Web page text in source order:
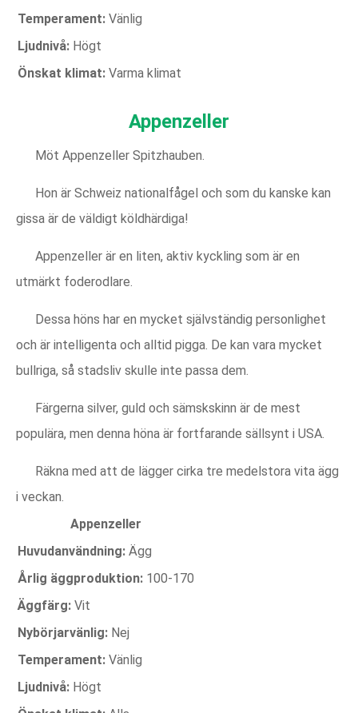
Temperament: Vänlig
Ljudnivå: Högt
Önskat klimat: Varma klimat
Appenzeller
Möt Appenzeller Spitzhauben.
Hon är Schweiz nationalfågel och som du kanske kan
gissa är de väldigt köldhärdiga!
Appenzeller är en liten, aktiv kyckling som är en
utmärkt foderodlare.
Dessa höns har en mycket självständig personlighet
och är intelligenta och alltid pigga. De kan vara mycket
bullriga, så stadsliv skulle inte passa dem.
Färgerna silver, guld och sämskskinn är de mest
populära, men denna höna är fortfarande sällsynt i USA.
Räkna med att de lägger cirka tre medelstora vita ägg
i veckan.
Appenzeller
Huvudanvändning: Ägg
Årlig äggproduktion: 100-170
Äggfärg: Vit
Nybörjarvänlig: Nej
Temperament: Vänlig
Ljudnivå: Högt